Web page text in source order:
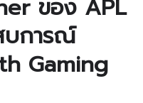
ของ APL
บการณ์
Gaming